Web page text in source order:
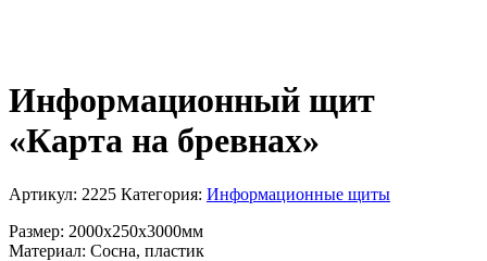
Информационный щит
«Карта на бревнах»
Артикул: 2225 Категория: Информационные щиты
Размер: 2000х250х3000мм
Материал: Сосна, пластик